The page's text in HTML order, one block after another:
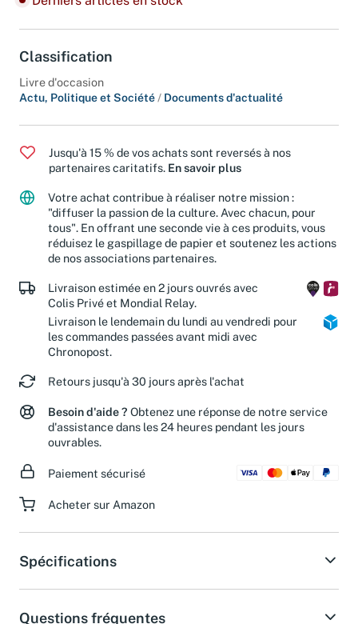
Classification
Livre d'occasion
Actu, Politique et Société/ Documents d'actualité
Jusqu'à 15 % de vos achats sont reversés à nos
partenaires caritatifs. En savoir plus
Votre achat contribue à réaliser notre mission :
"diffuser la passion de la culture. Avec chacun, pour
tous". En offrant une seconde vie à ces produits, vous
réduisez le gaspillage de papier et soutenez les actions
de nos associations partenaires.
Livraison estimée en 2 jours ouvrés avec
Colis Privé et Mondial Relay.
Livraison le lendemain du lundi au vendredi pour
les commandes passées avant midi avec
Chronopost.
Retours jusqu'à 30 jours après l'achat
Besoin d'aide ? Obtenez une réponse de notre service
d'assistance dans les 24 heures pendant les jours
ouvrables.
Paiement sécurisé
Acheter sur Amazon
Spécifications
Questions fréquentes